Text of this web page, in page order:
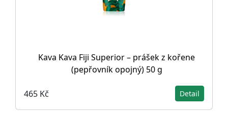
Kava Kava Fiji Superior – prášek z kořene
(pepřovník opojný) 50 g
465 Kč Detail